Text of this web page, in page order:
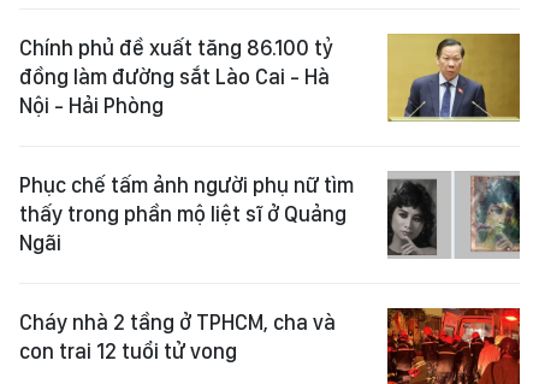
Chính phủ đề xuất tăng 86.100 tỷ
đồng làm đường sắt Lào Cai - Hà
Nội - Hải Phòng
Phục chế tấm ảnh người phụ nữ tìm
thấy trong phần mộ liệt sĩ ở Quảng
Ngãi
Cháy nhà 2 tầng ở TPHCM, cha và
con trai 12 tuổi tử vong